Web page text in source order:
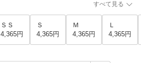
すべて見る
ＳＳ
4,365円
Ｓ
4,365円
Ｍ
4,365円
Ｌ
4,365円